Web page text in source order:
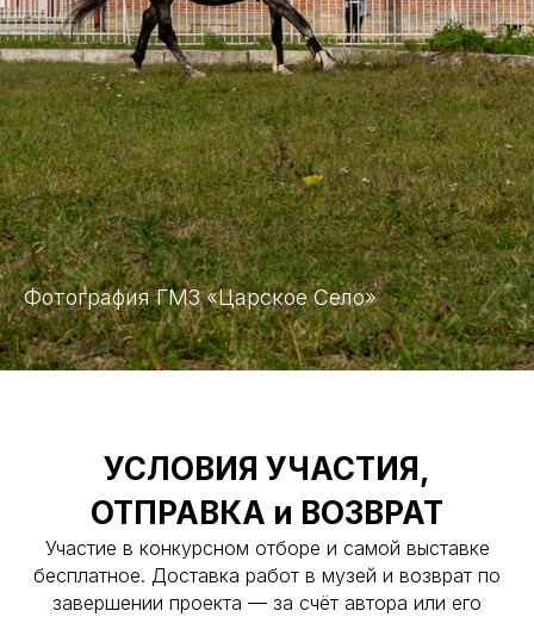
Фотография ГМЗ «Царское Село»
УСЛОВИЯ УЧАСТИЯ,
ОТПРАВКА и ВОЗВРАТ
Участие в конкурсном отборе и самой выставке
бесплатное. Доставка работ в музей и возврат по
завершении проекта — за счёт автора или его